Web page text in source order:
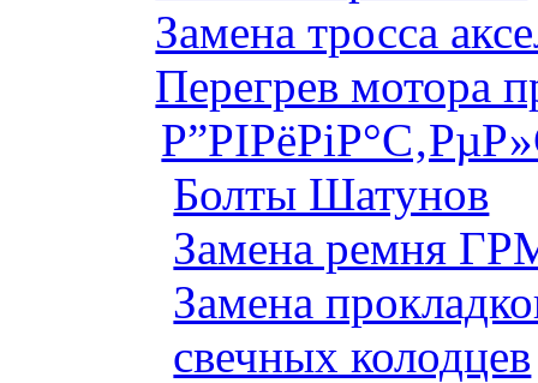
Замена тросса
Перегрев мотора
Болты Шатунов
Замена ремня
Замена
свечных колодцев